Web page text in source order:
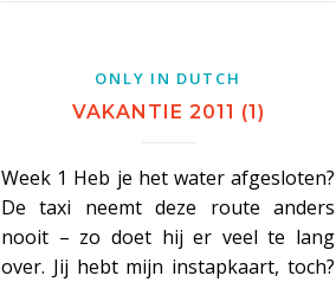
ONLY IN DUTCH
VAKANTIE 2011 (1)
Week 1 Heb je het water afgesloten?
De taxi neemt deze route anders
nooit – zo doet hij er veel te lang
over. Jij hebt mijn instapkaart, toch?